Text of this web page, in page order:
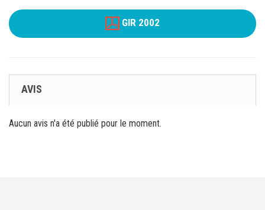
GIR 2002
AVIS
Aucun avis n'a été publié pour le moment.